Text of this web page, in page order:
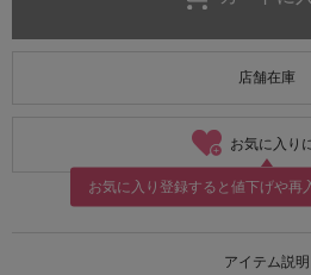
店舗在庫
お気に入り
お気に入り登録すると値下げや再
アイテム説明